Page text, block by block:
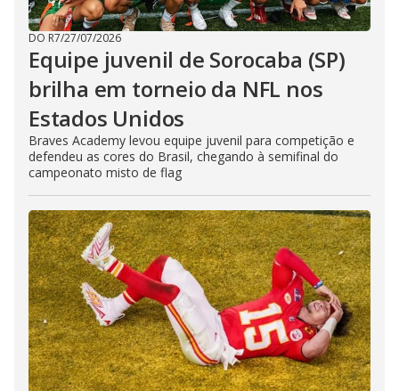
DO R7/27/07/2026
Equipe juvenil de Sorocaba (SP)
brilha em torneio da NFL nos
Estados Unidos
Braves Academy levou equipe juvenil para competição e
defendeu as cores do Brasil, chegando à semifinal do
campeonato misto de flag